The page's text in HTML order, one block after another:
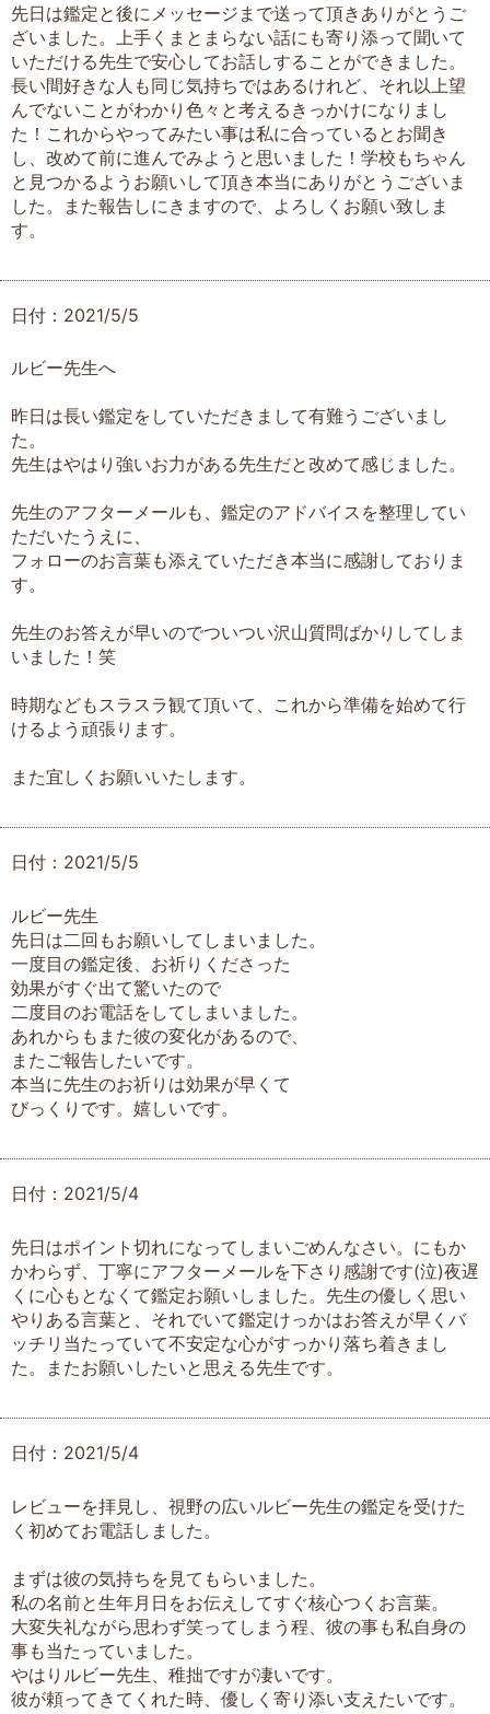
先日は鑑定と後にメッセージまで送って頂きありがとうご
ざいました。上手くまとまらない話にも寄り添って聞いて
いただける先生で安心してお話しすることができました。
長い間好きな人も同じ気持ちではあるけれど、それ以上望
んでないことがわかり色々と考えるきっかけになりまし
た！これからやってみたい事は私に合っているとお聞き
し、改めて前に進んでみようと思いました！学校もちゃん
と見つかるようお願いして頂き本当にありがとうございま
した。また報告しにきますので、よろしくお願い致しま
す。
日付：2021/5/5
ルビー先生へ
昨日は長い鑑定をしていただきまして有難うございまし
た。
先生はやはり強いお力がある先生だと改めて感じました。
先生のアフターメールも、鑑定のアドバイスを整理してい
ただいたうえに、
フォローのお言葉も添えていただき本当に感謝しておりま
す。
先生のお答えが早いのでついつい沢山質問ばかりしてしま
いました！笑
時期などもスラスラ観て頂いて、これから準備を始めて行
けるよう頑張ります。
また宜しくお願いいたします。
日付：2021/5/5
ルビー先生
先日は二回もお願いしてしまいました。
一度目の鑑定後、お祈りくださった
効果がすぐ出て驚いたので
二度目のお電話をしてしまいました。
あれからもまた彼の変化があるので、
またご報告したいです。
本当に先生のお祈りは効果が早くて
びっくりです。嬉しいです。
日付：2021/5/4
先日はポイント切れになってしまいごめんなさい。にもか
かわらず、丁寧にアフターメールを下さり感謝です(泣)夜遅
くに心もとなくて鑑定お願いしました。先生の優しく思い
やりある言葉と、それでいて鑑定けっかはお答えが早くバ
ッチリ当たっていて不安定な心がすっかり落ち着きまし
た。またお願いしたいと思える先生です。
日付：2021/5/4
レビューを拝見し、視野の広いルビー先生の鑑定を受けた
く初めてお電話しました。
まずは彼の気持ちを見てもらいました。
私の名前と生年月日をお伝えしてすぐ核心つくお言葉。
大変失礼ながら思わず笑ってしまう程、彼の事も私自身の
事も当たっていました。
やはりルビー先生、稚拙ですが凄いです。
彼が頼ってきてくれた時、優しく寄り添い支えたいです。